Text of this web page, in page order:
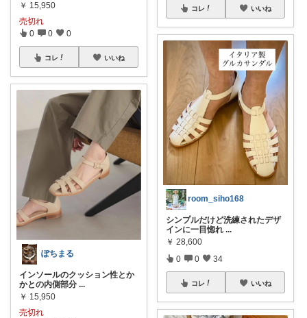
￥ 15,950
売切れ
0 0 0
コレ いいね
ぽちまる
インソールのクッション性とか
かとの内側部分 ...
￥ 15,950
売切れ
コレ いいね
room_siho168
シンプルだけど洗練されたデザ
インに一目惚れ ...
￥ 28,600
0 0 34
コレ いいね